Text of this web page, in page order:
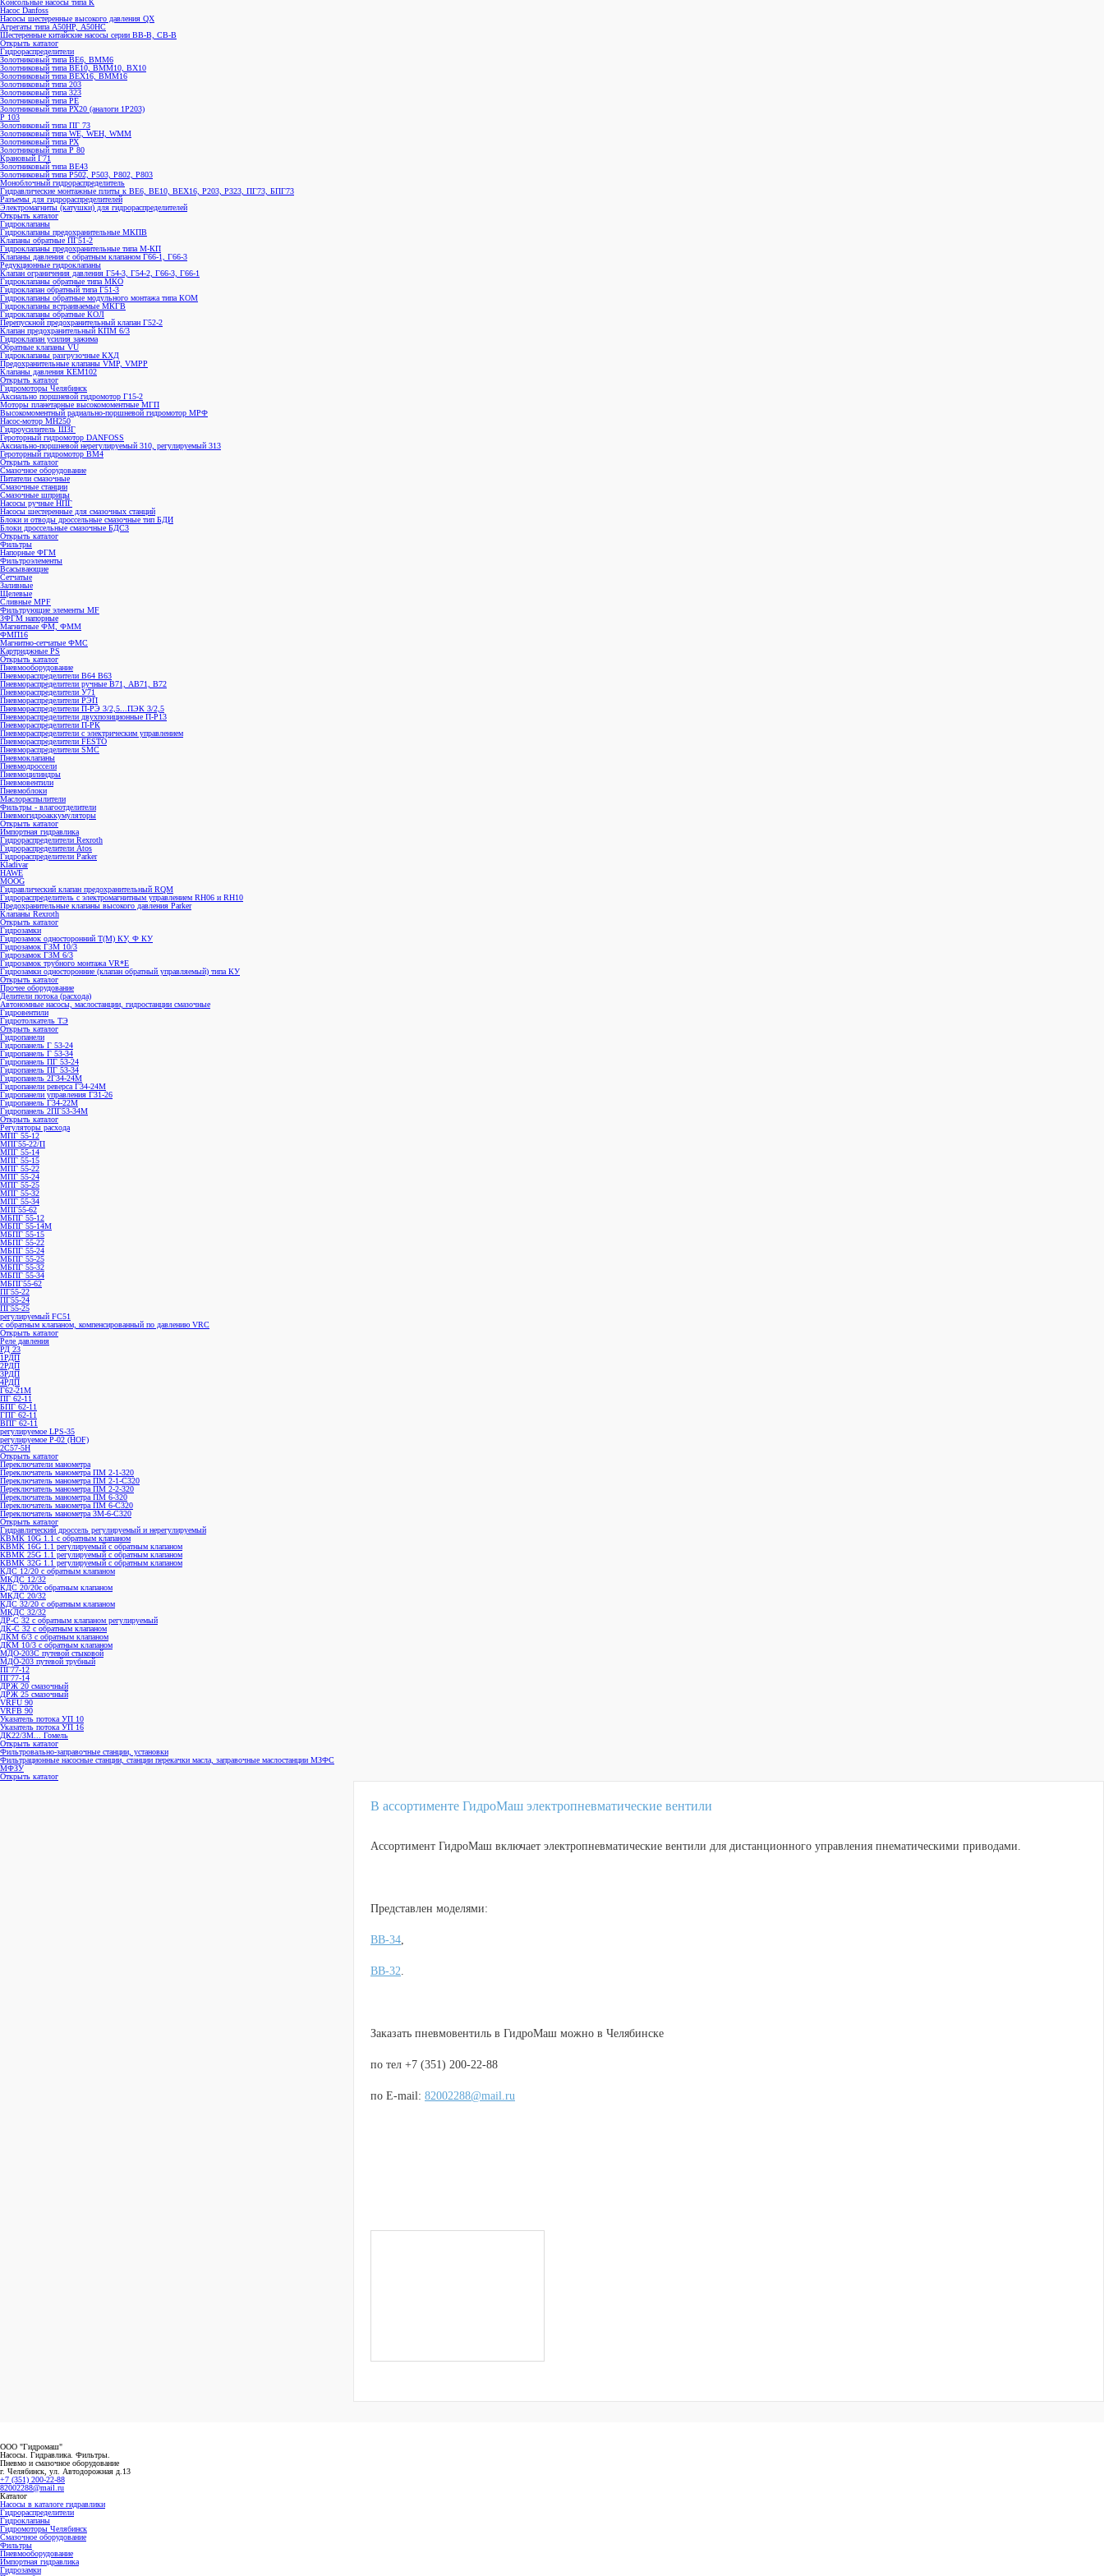
Насос Danfoss
Насосы шестеренные высокого давления QX
Агрегаты типа А50НР, А50НС
Шестеренные китайские насосы серии ВВ-В, СВ-В
Открыть каталог
Гидрораспределители
Золотниковый типа ВЕ6, ВММ6
Золотниковый типа BE10, ВММ10, ВХ10
Золотниковый типа ВЕХ16, ВММ16
Золотниковый типа 203
Золотниковый типа 323
Золотниковый типа РЕ
Золотниковый типа РХ20 (аналоги 1Р203)
Р 103
Золотниковый типа ПГ 73
Золотниковый типа WE, WEH, WMM
Золотниковый типа РХ
Золотниковый типа Р 80
Крановый Г71
Золотниковый типа BE43
Золотниковый типа Р502, Р503, Р802, Р803
Моноблочный гидрораспределитель
Гидравлические монтажные плиты к ВЕ6, ВЕ10, ВЕХ16, Р203, Р323, ПГ73, БПГ73
Разъемы для гидрораспределителей
Электромагниты (катушки) для гидрораспределителей
Открыть каталог
Гидроклапаны
Гидроклапаны предохранительные МКПВ
Клапаны обратные ПГ51-2
Гидроклапаны предохранительные типа М-КП
Клапаны давления с обратным клапаном Г66-1, Г66-3
Редукционные гидроклапаны
Клапан ограничения давления Г54-3, Г54-2, Г66-3, Г66-1
Гидроклапаны обратные типа МКО
Гидроклапан обратный типа Г51-3
Гидроклапаны обратные модульного монтажа типа КОМ
Гидроклапаны встраиваемые МКГВ
Гидроклапаны обратные КОЛ
Перепускной предохранительный клапан Г52-2
Клапан предохранительный КПМ 6/3
Гидроклапан усилия зажима
Обратные клапаны VU
Гидроклапаны разгрузочные КХД
Предохранительные клапаны VMP, VMPP
Клапаны давления КЕМ102
Открыть каталог
Гидромоторы Челябинск
Аксиально поршневой гидромотор Г15-2
Моторы планетарные высокомоментные МГП
Высокомоментный радиально-поршневой гидромотор МРФ
Насос-мотор МН250
Гидроусилитель ШЗГ
Героторный гидромотор DANFOSS
Аксиально-поршневой нерегулируемый 310, регулируемый 313
Героторный гидромотор ВМ4
Открыть каталог
Смазочное оборудование
Питатели смазочные
Смазочные станции
Смазочные шприцы
Насосы ручные НПГ
Насосы шестеренные для смазочных станций
Блоки и отводы дроссельные смазочные тип БДИ
Блоки дроссельные смазочные БДС3
Открыть каталог
Фильтры
Напорные ФГМ
Фильтроэлементы
Всасывающие
Сетчатые
Заливные
Щелевые
Сливные MPF
Фильтрующие элементы MF
ЗФГМ напорные
Магнитные ФМ, ФММ
ФМП16
Магнитно-сетчатые ФМС
Картриджные PS
Открыть каталог
Пневмооборудование
Пневмораспределители В64 В63
Пневмораспределители ручные В71, АВ71, В72
Пневмораспределители У71
Пневмораспределители РЭП
Пневмораспределители П-РЭ 3/2,5...ПЭК 3/2,5
Пневмораспределители двухпозиционные П-Р13
Пневмораспределители П-РК
Пневмораспределители с электрическим управлением
Пневмораспределители FESTO
Пневмораспределители SMC
Пневмоклапаны
Пневмодроссели
Пневмоцилиндры
Пневмовентили
Пневмоблоки
Маслораспылители
Фильтры - влагоотделители
Пневмогидроаккумуляторы
Открыть каталог
Импортная гидравлика
Гидрораспределители Rexroth
Гидрораспределители Atos
Гидрораспределители Parker
Kladivar
HAWE
MOOG
Гидравлический клапан предохранительный RQM
Гидрораспределитель с электромагнитным управлением RH06 и RH10
Предохранительные клапаны высокого давления Parker
Клапаны Rexroth
Открыть каталог
Гидрозамки
Гидрозамок односторонний Т(М) КУ, Ф КУ
Гидрозамок ГЗМ 10/3
Гидрозамок ГЗМ 6/3
Гидрозамок трубного монтажа VR*E
Гидрозамки односторонние (клапан обратный управляемый) типа КУ
Открыть каталог
Прочее оборудование
Делители потока (расхода)
Автономные насосы, маслостанции, гидростанции смазочные
Гидровентили
Гидротолкатель ТЭ
Открыть каталог
Гидропанели
Гидропанель Г 53-24
Гидропанель Г 53-34
Гидропанель ПГ 53-24
Гидропанель ПГ 53-34
Гидропанель 2Г34-24М
Гидропанели реверса Г34-24М
Гидропанели управления Г31-26
Гидропанель Г34-22М
Гидропанель 2ПГ53-34М
Открыть каталог
Регуляторы расхода
МПГ 55-12
МПГ55-22/П
МПГ 55-14
МПГ 55-15
МПГ 55-22
МПГ 55-24
МПГ 55-25
МПГ 55-32
МПГ 55-34
МПГ55-62
МБПГ 55-12
МБПГ 55-14М
МБПГ 55-15
МБПГ 55-22
МБПГ 55-24
МБПГ 55-25
МБПГ 55-32
МБПГ 55-34
МБПГ55-62
ПГ55-22
ПГ55-24
ПГ55-25
регулируемый FC51
с обратным клапаном, компенсированный по давлению VRC
Открыть каталог
Реле давления
РД 23
1РДП
2РДП
3РДП
4РДП
Г62-21М
ПГ 62-11
БПГ 62-11
ГПГ 62-11
ВПГ 62-11
регулируемое LPS-35
регулируемое P-02 (HOF)
2С57-5Н
Открыть каталог
Переключатели манометра
Переключатель манометра ПМ 2-1-320
Переключатель манометра ПМ 2-1-С320
Переключатель манометра ПМ 2-2-320
Переключатель манометра ПМ 6-320
Переключатель манометра ПМ 6-С320
Переключатель манометра 3M-6-C320
Открыть каталог
Гидравлический дроссель регулируемый и нерегулируемый
КВМК 10G 1.1 с обратным клапаном
КВМК 16G 1.1 регулируемый с обратным клапаном
КВМК 25G 1.1 регулируемый с обратным клапаном
КВМК 32G 1.1 регулируемый с обратным клапаном
КДC 12/20 с обратным клапаном
МКДС 12/32
КДC 20/20с обратным клапаном
МКДС 20/32
КДC 32/20 с обратным клапаном
МКДС 32/32
ДР-С 32 с обратным клапаном регулируемый
ДК-С 32 с обратным клапаном
ДКМ 6/3 с обратным клапаном
ДКМ 10/3 с обратным клапаном
МДО-203С путевой стыковой
МДО-203 путевой трубный
ПГ77-12
ПГ77-14
ДРЖ 20 смазочный
ДРЖ 25 смазочный
VRFU 90
VRFВ 90
Указатель потока УП 10
Указатель потока УП 16
ДК22/3М... Гомель
Открыть каталог
Фильтровально-заправочные станции, установки
Фильтрационные насосные станции, станции перекачки масла, заправочные маслостанции МЗФС
МФЗУ
Открыть каталог
В ассортименте ГидроМаш электропневматические вентили
Ассортимент ГидроМаш включает электропневматические вентили для дистанционного управления пнематическими приводами.
Представлен моделями:
ВВ-34
ВВ-32
Заказать пневмовентиль в ГидроМаш можно в Челябинске
по тел +7 (351) 200-22-88
по E-mail: 82002288@mail.ru
ООО "Гидромаш"
Насосы. Гидравлика. Фильтры.
Пневмо и смазочное оборудование
г. Челябинск, ул. Автодорожная д.13
+7 (351) 200-22-88
82002288@mail.ru
Каталог
Насосы в каталоге гидравлики
Гидрораспределители
Гидроклапаны
Гидромоторы Челябинск
Смазочное оборудование
Фильтры
Пневмооборудование
Импортная гидравлика
Гидрозамки